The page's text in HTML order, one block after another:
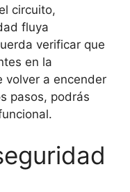
circuito,
fluya
verificar que
en la
volver a encender
pasos, podrás